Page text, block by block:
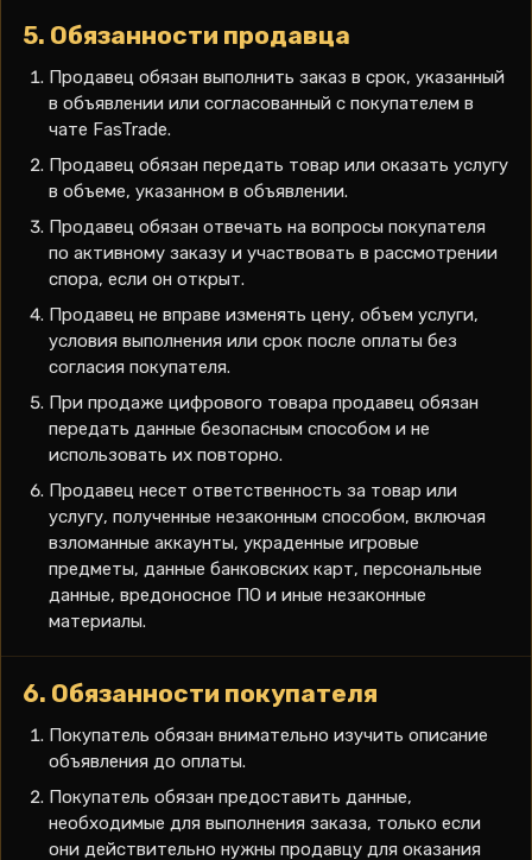
5. Обязанности продавца
Продавец обязан выполнить заказ в срок, указанный
в объявлении или согласованный с покупателем в
чате FasTrade.
Продавец обязан передать товар или оказать услугу
в объеме, указанном в объявлении.
Продавец обязан отвечать на вопросы покупателя
по активному заказу и участвовать в рассмотрении
спора, если он открыт.
Продавец не вправе изменять цену, объем услуги,
условия выполнения или срок после оплаты без
согласия покупателя.
При продаже цифрового товара продавец обязан
передать данные безопасным способом и не
использовать их повторно.
Продавец несет ответственность за товар или
услугу, полученные незаконным способом, включая
взломанные аккаунты, украденные игровые
предметы, данные банковских карт, персональные
данные, вредоносное ПО и иные незаконные
материалы.
6. Обязанности покупателя
Покупатель обязан внимательно изучить описание
объявления до оплаты.
Покупатель обязан предоставить данные,
необходимые для выполнения заказа, только если
они действительно нужны продавцу для оказания